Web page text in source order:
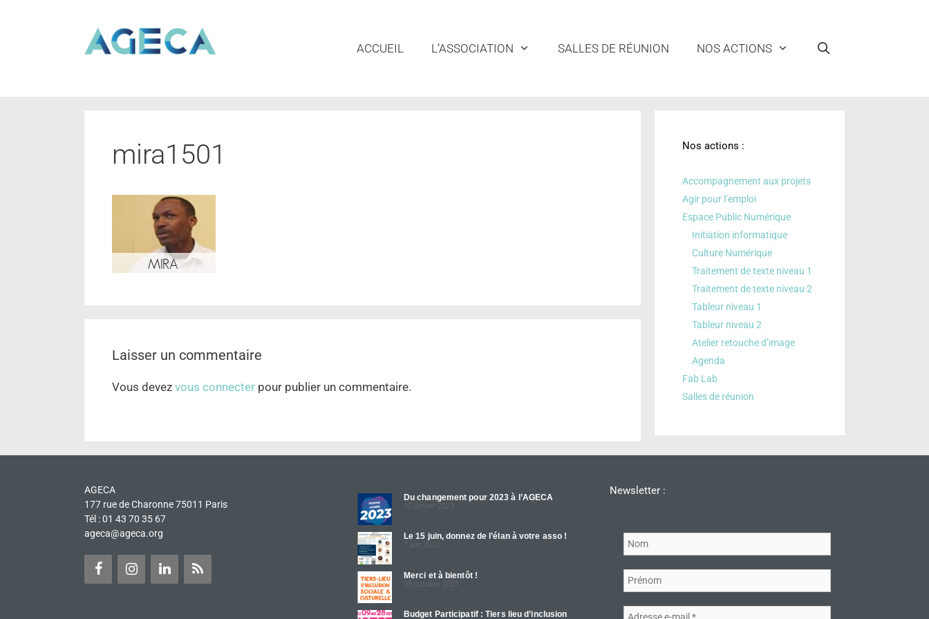
ACCUEIL L’ASSOCIATION SALLES DE RÉUNION NOS ACTIONS
mira1501
Laisser un commentaire
Vous devez vous connecter pour publier un commentaire.
Nos actions :
Accompagnement aux projets
Agir pour l’emploi
Espace Public Numérique
Initiation informatique
Culture Numérique
Traitement de texte niveau 1
Traitement de texte niveau 2
Tableur niveau 1
Tableur niveau 2
Atelier retouche d’image
Agenda
Fab Lab
Salles de réunion
AGECA
177 rue de Charonne 75011 Paris
Tél : 01 43 70 35 67
ageca@ageca.org
Du changement pour 2023 à l’AGECA
10 janvier 2023
Le 15 juin, donnez de l’élan à votre asso !
7 juin 2022
Merci et à bientôt !
28 octobre 2021
Budget Participatif : Tiers lieu d’inclusion
Newsletter :